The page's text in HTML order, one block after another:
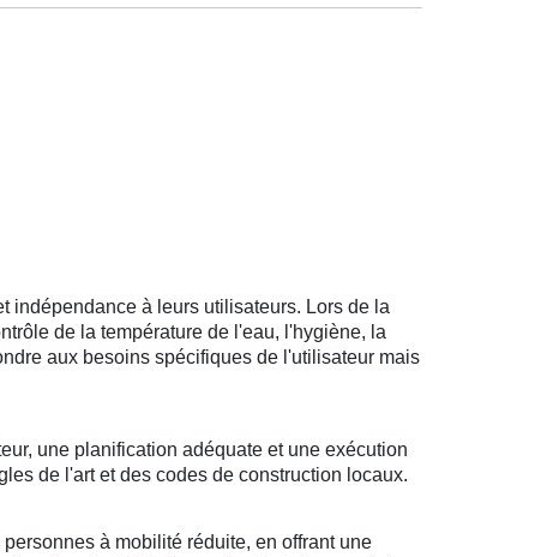
indépendance à leurs utilisateurs. Lors de la
de la température de l'eau, l'hygiène, la
aux besoins spécifiques de l'utilisateur mais
une planification adéquate et une exécution
de l'art et des codes de construction locaux.
à mobilité réduite, en offrant une